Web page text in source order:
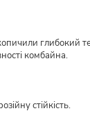
глибокий
комбайна.
стійкість.